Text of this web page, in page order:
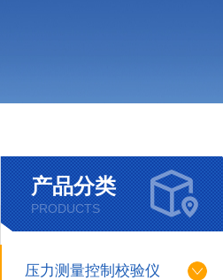
产品分类
PRODUCTS
压力测量控制校验仪